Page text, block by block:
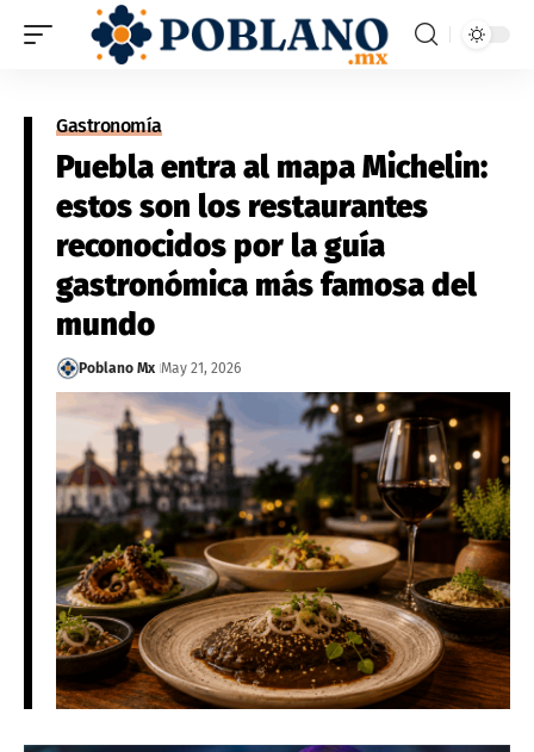
Gastronomía
Puebla entra al mapa Michelin:
estos son los restaurantes
reconocidos por la guía
gastronómica más famosa del
mundo
Poblano Mx May 21, 2026